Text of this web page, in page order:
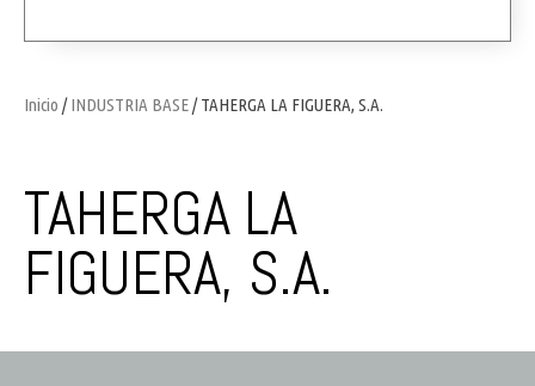
Inicio /INDUSTRIA BASE/ TAHERGA LA FIGUERA, S.A.
TAHERGA LA
FIGUERA, S.A.